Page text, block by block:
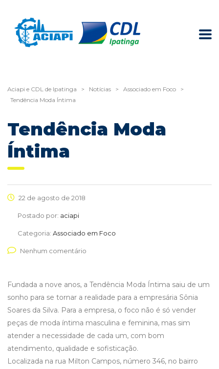
Aciapi e CDL de Ipatinga > Notícias > Associado em Foco
>
Tendência Moda Íntima
Tendência Moda
Íntima
22 de agosto de 2018
Postado por: aciapi
Categoria: Associado em Foco
Nenhum comentário
Fundada a nove anos, a Tendência Moda Íntima saiu de um
sonho para se tornar a realidade para a empresária Sônia
Soares da Silva. Para a empresa, o foco não é só vender
peças de moda íntima masculina e feminina, mas sim
atender a necessidade de cada um, com bom
atendimento, qualidade e sofisticação.
Localizada na rua Milton Campos, número 346, no bairro